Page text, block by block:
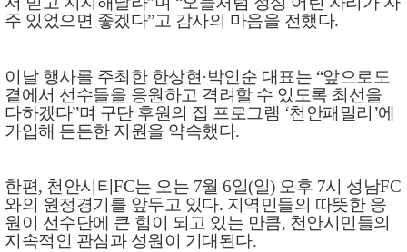
주 있었으면 좋겠다”고 감사의 마음을 전했다.
이날 행사를 주최한 한상현·박인순 대표는 “앞으로도
곁에서 선수들을 응원하고 격려할 수 있도록 최선을
다하겠다”며 구단 후원의 집 프로그램 ‘천안패밀리’에
가입해 든든한 지원을 약속했다.
한편, 천안시티 FC는 오는 7월 6일(일) 오후 7시 성남FC
와의 원정경기를 앞두고 있다. 지역민들의 따뜻한 응
원이 선수단에 큰 힘이 되고 있는 만큼, 천안시민들의
지속적인 관심과 성원이 기대된다.